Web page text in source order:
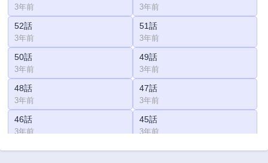
3年前 3年前
52話
3年前
51話
3年前
50話
3年前
49話
3年前
48話
3年前
47話
3年前
46話
3年前
45話
3年前
44話 43話